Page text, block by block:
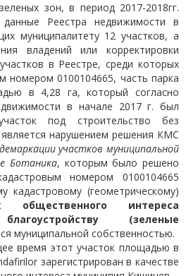
зон, в период 2017-2018гг.
Реестра недвижимости в
муниципалитету 12 участков, а
владений или корректировки
в Реестре, среди которых
номером 0100104665, часть парка
в 4,28 гa, который согласно
в начале 2017 г. был
под строительство без
нарушением решения КМС
участков муниципальной
Ботаника, которым было решено
номером 0100104665
кадастровому (геометрическому)
общественного интереса
(зеленые
муниципальной собственностью.
время этот участок площадью в
зарегистрирован в качестве